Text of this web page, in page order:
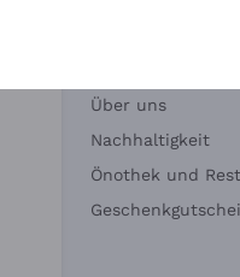
Über uns
Nachhaltigkeit
Önothek und